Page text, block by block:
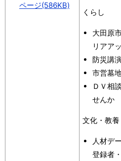
ページ(586KB)
くらし
大田原
リアア
防災
市営墓
ＤＶ相
せんか
文化・教養
人材デ
登録者